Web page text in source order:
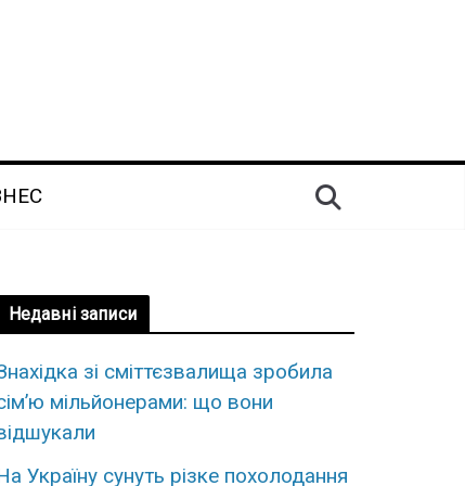
Недавні записи
зі сміттєзвалища зробила
мільйонерами: що вони
Україну сунуть різке похолодання